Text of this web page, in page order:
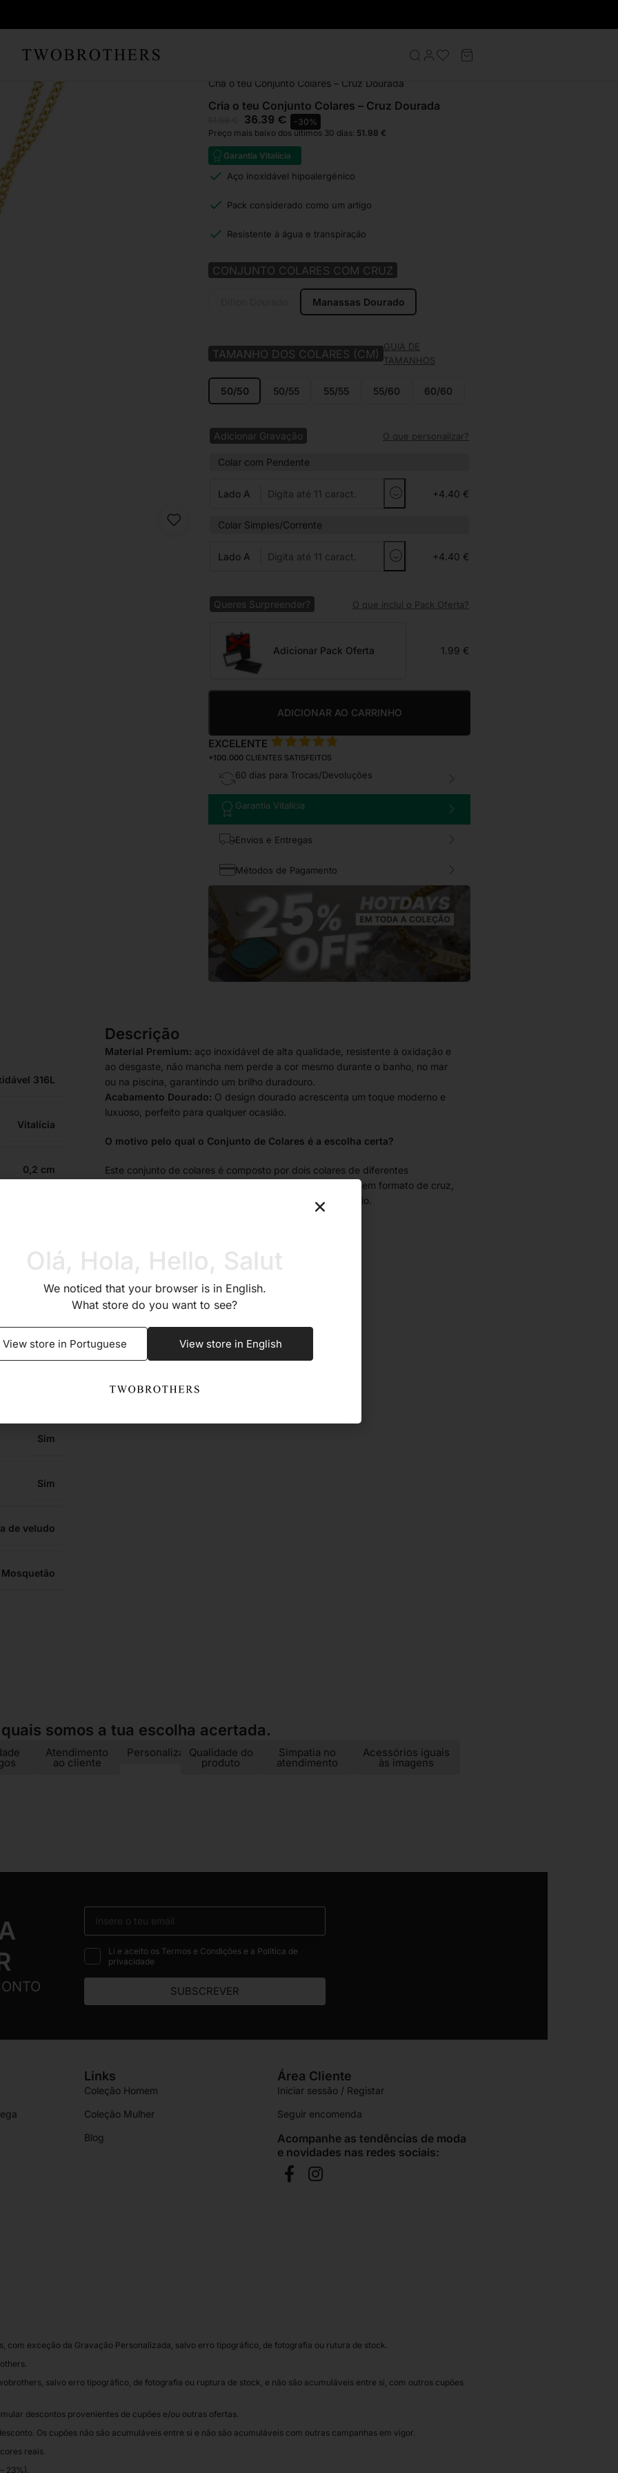
Cria o teu Conjunto Colares – Cruz Dourada
Cria o teu Conjunto Colares – Cruz Dourada
36.39 €
-30%
Preço mais baixo dos últimos 30 dias: 51.98 €
Garantia Vitalícia
Aço inoxidável hipoalergénico
Pack considerado como um artigo
Resistente à água e transpiração
CONJUNTO COLARES COM CRUZ
Manassas Dourado
TAMANHO DOS COLARES (CM)
GUIA DE
TAMANHOS
50/50 50/55 55/55 55/60 60/60
Adicionar Gravação O que personalizar?
Colar com Pendente
Lado A +4.40 €
Colar Simples/Corrente
Lado A +4.40 €
Queres Surpreender? O que inclui o Pack Oferta?
Adicionar Pack Oferta 1.99 €
ADICIONAR AO CARRINHO
EXCELENTE
+100.000 CLIENTES SATISFEITOS
60 dias para Trocas/Devoluções
Garantia Vitalícia
Envios e Entregas
Métodos de Pagamento
316L
Vitalícia
0,2
2,0
Sim
Sim
Sim
de veludo
Mosquetão
Descrição
Material Premium: aço inoxidável de alta qualidade, resistente à oxidação e
ao desgaste, não mancha nem perde a cor mesmo durante o banho, no mar
ou na piscina, garantindo um brilho duradouro.
Acabamento Dourado: O design dourado acrescenta um toque moderno e
luxuoso, perfeito para qualquer ocasião.
O motivo pelo qual o Conjunto de Colares é a escolha certa?
Este conjunto de colares é composto por dois colares de diferentes
comprimentos. O destaque neste conjunto é o pendente em formato de cruz,
que adiciona um toque simbólico e atemporal ao acessório.
somos a tua escolha acertada.
Atendimento
ao cliente
PersonalizaçãoQualidade do
produto
Simpatia no
atendimento
Acessórios iguais
às imagens
Li e aceito os Termos e Condições e a Política de
privacidade
SUBSCREVER
Links
Coleção Homem
Coleção Mulher
Blog
Área Cliente
Iniciar sessão / Registar
Seguir encomenda
Acompanhe as tendências de moda
e novidades nas redes sociais:
exceção da Gravação Personalizada, salvo erro tipográfico, de fotografia ou rutura de stock.
salvo erro tipográfico, de fotografia ou ruptura de stock, e não são acumuláveis entre si, com outros cupões
descontos provenientes de cupões e/ou outras ofertas.
Os cupões não são acumuláveis entre si e não são acumuláveis com outras campanhas em vigor.
reais.
23%).
Olá, Hola, Hello, Salut
We noticed that your browser is in English.
What store do you want to see?
View store in Portuguese View store in English